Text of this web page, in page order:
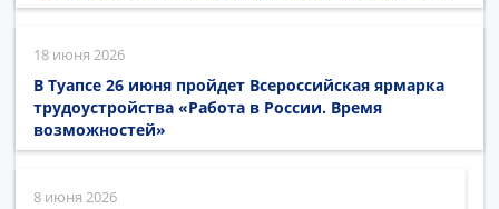
18 июня 2026
В Туапсе 26 июня пройдет Всероссийская ярмарка
трудоустройства «Работа в России. Время
возможностей»
8 июня 2026